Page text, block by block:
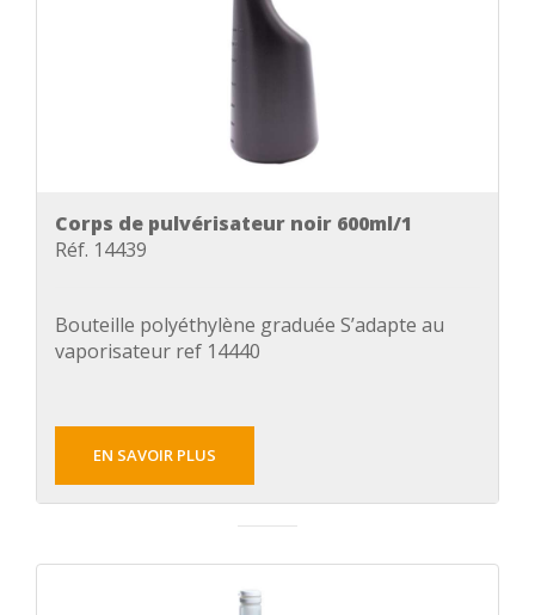
Corps de pulvérisateur noir 600ml/1
Réf. 14439
Bouteille polyéthylène graduée S’adapte au
vaporisateur ref 14440
EN SAVOIR PLUS